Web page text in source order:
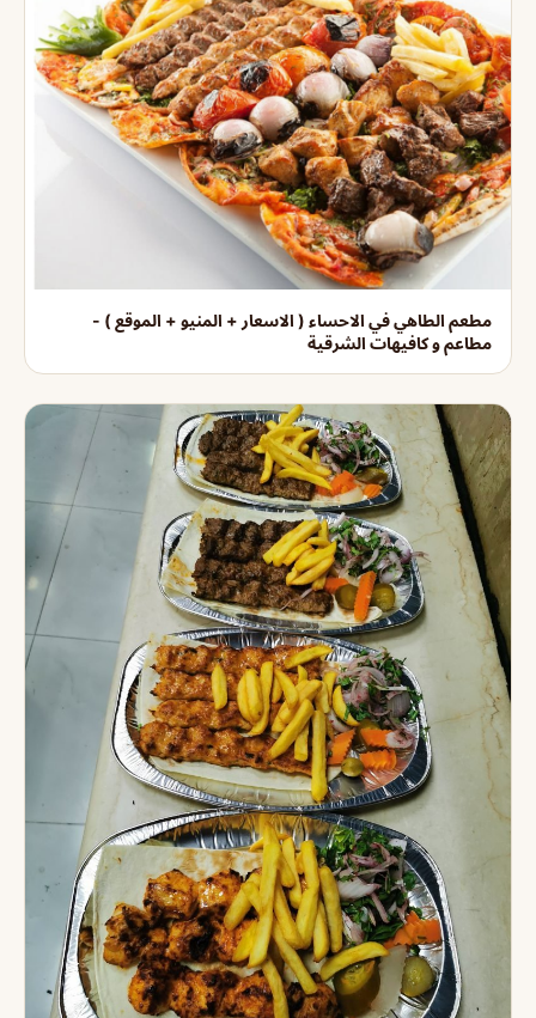
مطعم الطاهي في الاحساء ( الاسعار + المنيو + الموقع ) -
مطاعم و كافيهات الشرقية